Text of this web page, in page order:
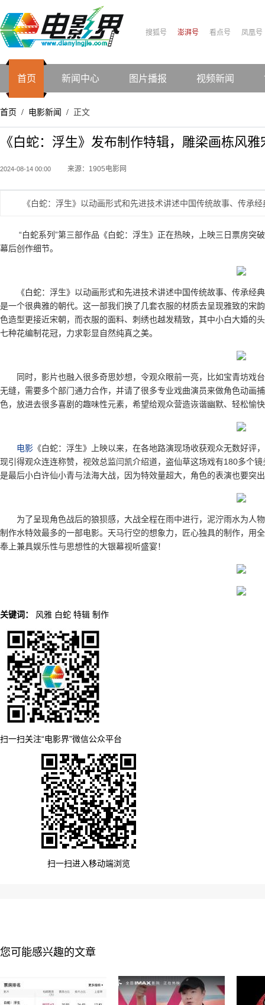
搜狐号 澎湃号 看点号 凤凰号
首页 新闻中心 图片播报 视频新闻
首页 / 电影新闻 / 正文
《白蛇：浮生》发布制作特辑，雕梁画栋风雅
2024-08-14 00:00 来源：1905电影网
《白蛇：浮生》以动画形式和先进技术讲述中国传统故事、传承
“白蛇系列”第三部作品《白蛇：浮生》正在热映，上映三日票房突
幕后创作细节。
《白蛇：浮生》以动画形式和先进技术讲述中国传统故事、传承经
是一个很典雅的朝代。这一部我们换了几套衣服的材质去呈现雅致的宋
色造型更接近宋朝，而衣服的面料、刺绣也越发精致，其中小白大婚的
七种花编制花冠，力求彰显自然纯真之美。
同时，影片也融入很多奇思妙想，令观众眼前一亮，比如宝青坊戏
无缝，需要多个部门通力合作，并请了很多专业戏曲演员来做角色动画
色，放进去很多喜剧的趣味性元素，希望给观众营造诙谐幽默、轻松愉
电影 《白蛇：浮生》上映以来，在各地路演现场收获观众无数好
现引得观众连连称赞，视效总监闫凯介绍道，盗仙草这场戏有180多个
是最后小白许仙小青与法海大战，因为特效量超大，角色的表演也要突
为了呈现角色战后的狼狈感，大战全程在雨中进行，泥泞雨水为人
制作水特效最多的一部电影。天马行空的想象力，匠心独具的制作，用
奉上兼具娱乐性与思想性的大银幕视听盛宴！
关键词： 风雅 白蛇 特辑 制作
扫一扫关注“电影界”微信公众平台
扫一扫进入移动端浏览
您可能感兴趣的文章